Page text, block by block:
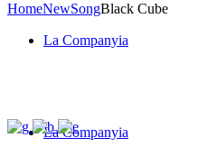
La Companyia
La Companyia
HomeNewSongBlack Cube